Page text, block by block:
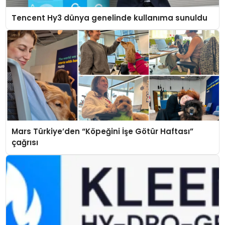
Tencent Hy3 dünya genelinde kullanıma sunuldu
Mars Türkiye’den “Köpeğini İşe Götür Haftası”
çağrısı